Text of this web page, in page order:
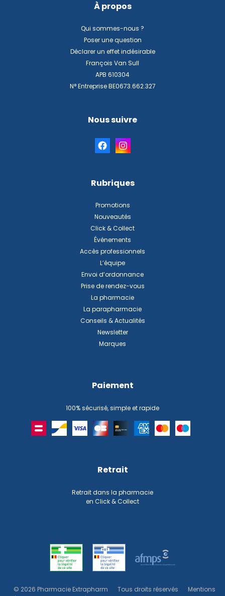
À propos
Qui sommes-nous ?
Poser une question
Déclarer un effet indésirable
François Van Sull
APB 610304
N° Entreprise BE0673.662.327
Nous suivre
Rubriques
Promotions
Nouveautés
Click & Collect
Événements
Accès professionnels
L’équipe
Envoi d’ordonnance
Prise de rendez-vous
La pharmacie
La parapharmacie
Conseils & Actualités
Newsletter
Marques
Paiement
100% sécurisé, simple et rapide
Retrait
Retrait dans la pharmacie
en Click & Collect
© 2026 Pharmacie Extrapharm Tous droits réservés
Mentions